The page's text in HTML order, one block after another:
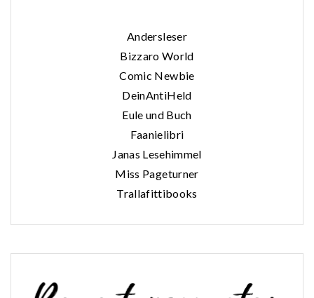
Andersleser
Bizzaro World
Comic Newbie
DeinAntiHeld
Eule und Buch
Faanielibri
Janas Lesehimmel
Miss Pageturner
Trallafittibooks